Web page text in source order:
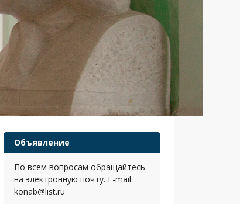
Объявление
По всем вопросам обращайтесь
на электронную почту. E-mail:
konab@list.ru